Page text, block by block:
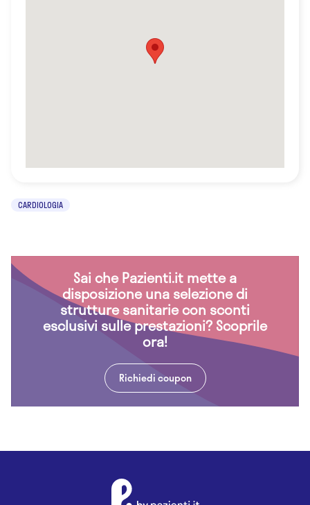
CARDIOLOGIA
Sai che Pazienti.it mette a
disposizione una selezione di
strutture sanitarie con sconti
esclusivi sulle prestazioni? Scoprile
ora!
Richiedi coupon